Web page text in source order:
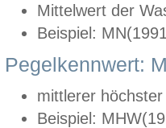
Mittelwert der
Beispiel:
Pegelkennwert:
mittlerer
Beispiel: